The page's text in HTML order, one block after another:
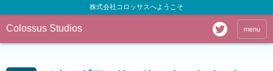
株式会社コロッサスへようこそ
Colossus Studios menu